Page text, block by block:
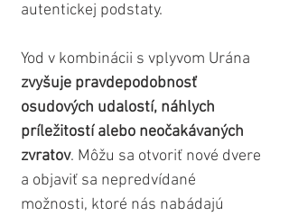
autentickej podstaty.
Yod v kombinácii s vplyvom Urána
zvyšuje pravdepodobnosť
osudových udalostí, náhlych
príležitostí alebo neočakávaných
zvratov. Môžu sa otvoriť nové dvere
a objaviť sa nepredvídané
možnosti, ktoré nás nabádajú